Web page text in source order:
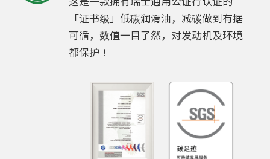
「证书级」低碳润滑油，减碳做到有据
可循，数值一目了然，对发动机及环境
都保护！